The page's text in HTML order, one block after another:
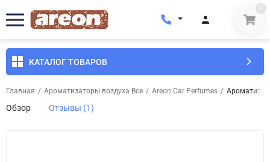
0
КАТАЛОГ ТОВАРОВ
Главная / Ароматизаторы воздуха Все / Areon Car Perfumes /
Обзор Отзывы (1)